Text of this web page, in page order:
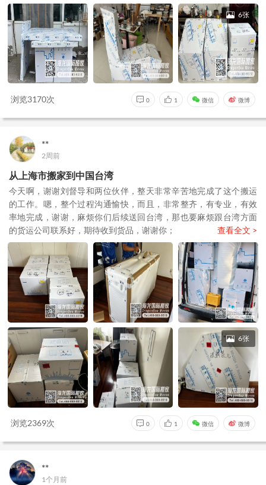
6张
浏览3170次 0 1 微信 微博
**
2周前
从上海市搬家到中国台湾
今天啊，谢谢刘督导和两位伙伴，整天非常辛苦地完成了这个搬运
的工作。嗯，整个过程沟通愉快，而且，非常整齐，有专业，有效
率地完成，谢谢，麻烦你们后续送回台湾，那也要麻烦跟台湾方面
的货运公司联系好，期待收到货品，谢谢你；
查看全文 >
6张
浏览2369次 0 1 微信 微博
**
1个月前